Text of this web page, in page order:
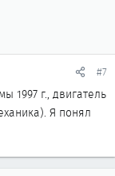
#7
1997 г., двигатель
Я понял